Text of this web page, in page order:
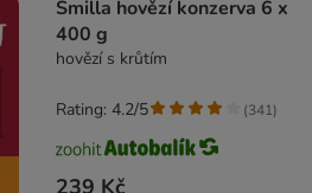
Smilla hovězí konzerva 6 x
400 g
hovězí s krůtím
239 Kč
Rating: 4.2/5 (341)